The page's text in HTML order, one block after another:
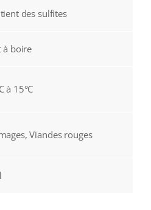
des sulfites
à boire
à 15°C
Viandes rouges